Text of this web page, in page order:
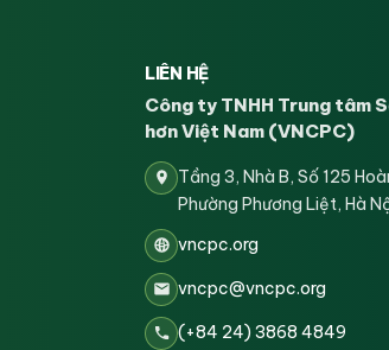
LIÊN HỆ
Công ty TNHH Trung tâm
hơn Việt Nam (VNCPC)
Tầng 3, Nhà B, Số 125
Phường Phương Liệt, Hà
vncpc.org
vncpc@vncpc.org
(+84 24) 3868 4849